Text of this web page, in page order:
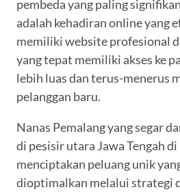
pembeda yang paling
adalah kehadiran online yang
memiliki website profesional
yang tepat memiliki akses ke
lebih luas dan terus-menerus
pelanggan baru.
Nanas Pemalang yang segar
di pesisir utara Jawa Tengah
menciptakan peluang unik
dioptimalkan melalui strategi